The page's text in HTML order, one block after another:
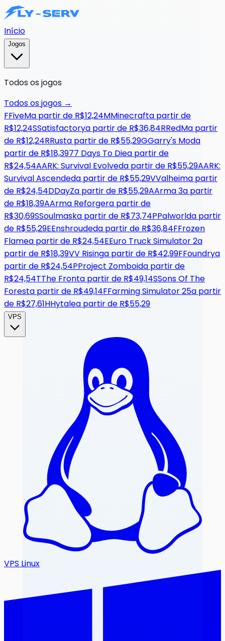
Início
Jogos
Todos os jogos
Todos os jogos →
FFiveMa partir de R$12,24MMinecrafta partir de
R$12,24SSatisfactorya partir de R$36,84RRedMa partir
de R$12,24RRusta partir de R$55,29GGarry's Moda
partir de R$18,3977 Days To Diea partir de
R$24,54AARK: Survival Evolveda partir de R$55,29AARK:
Survival Ascendeda partir de R$55,29VValheima partir
de R$24,54DDayZa partir de R$55,29AArma 3a partir
de R$18,39AArma Reforgera partir de
R$30,69SSoulmaska partir de R$73,74PPalworlda partir
de R$55,29EEnshroudeda partir de R$36,84FFrozen
Flamea partir de R$24,54EEuro Truck Simulator 2a
partir de R$18,39VV Risinga partir de R$42,99FFoundrya
partir de R$24,54PProject Zomboida partir de
R$24,54TThe Fronta partir de R$49,14SSons Of The
Foresta partir de R$49,14FFarming Simulator 25a partir
de R$27,61HHytalea partir de R$55,29
VPS
VPS Linux